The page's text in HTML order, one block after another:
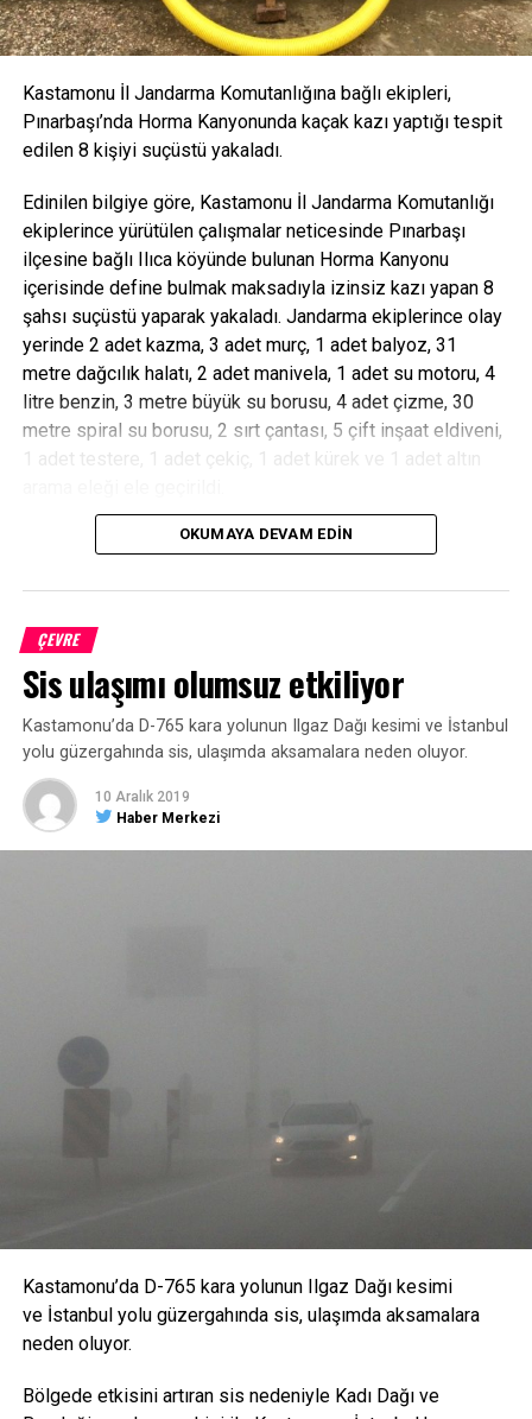
Kastamonu İl Jandarma Komutanlığına bağlı ekipleri,
Pınarbaşı’nda Horma Kanyonunda kaçak kazı yaptığı tespit
edilen 8 kişiyi suçüstü yakaladı.
Edinilen bilgiye göre, Kastamonu İl Jandarma Komutanlığı
ekiplerince yürütülen çalışmalar neticesinde Pınarbaşı
ilçesine bağlı Ilıca köyünde bulunan Horma Kanyonu
içerisinde define bulmak maksadıyla izinsiz kazı yapan 8
şahsı suçüstü yaparak yakaladı. Jandarma ekiplerince olay
yerinde 2 adet kazma, 3 adet murç, 1 adet balyoz, 31
metre dağcılık halatı, 2 adet manivela, 1 adet su motoru, 4
litre benzin, 3 metre büyük su borusu, 4 adet çizme, 30
metre spiral su borusu, 2 sırt çantası, 5 çift inşaat eldiveni,
1 adet testere, 1 adet çekiç, 1 adet kürek ve 1 adet altın
Jandarma ekiplerince gözaltına alınan 8 şüpheli şahıs
etme suçundan idari para cezası uygulandı. Olayla ilgili
soruşturma devam ediyor.
OKUMAYA DEVAM EDIN
ÇEVRE
Sis ulaşımı olumsuz etkiliyor
Kastamonu’da D-765 kara yolunun Ilgaz Dağı kesimi ve İstanbul
yolu güzergahında sis, ulaşımda aksamalara neden oluyor.
10 Aralık 2019
Haber Merkezi
Kastamonu’da D-765 kara yolunun Ilgaz Dağı kesimi
ve İstanbul yolu güzergahında sis, ulaşımda aksamalara
neden oluyor.
Bölgede etkisini artıran sis nedeniyle Kadı Dağı ve